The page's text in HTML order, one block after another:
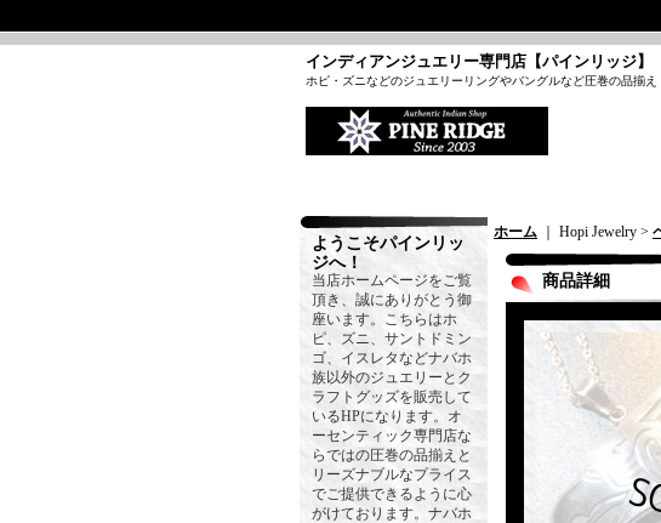
インディアンジュエリー専門店【パインリッジ】
ホピ・ズニなどのジュエリーリングやバングルなど圧巻の品揃え
ようこそパインリッ
ジへ！
当店ホームページをご覧
頂き、誠にありがとう御
座います。こちらはホ
ピ、ズニ、サントドミン
ゴ、イスレタなどナバホ
族以外のジュエリーとク
ラフトグッズを販売して
いるHPになります。オ
ーセンティック専門店な
らではの圧巻の品揃えと
リーズナブルなプライス
でご提供できるように心
がけております。ナバホ
ホーム ｜ Hopi Jewelry >
商品詳細